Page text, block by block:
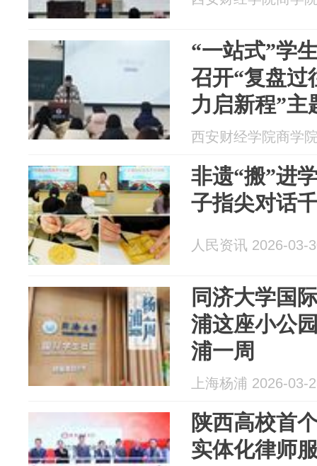
“一站式”学
召开“复盘过
力启新程”主
西安财经学院商学
非遗“搬”进
子指尖对话
人民资讯 2026-03-
同济大学国
浦这座小公
浦一周
上海杨浦 2026-03-
陕西高校首
实体化律师